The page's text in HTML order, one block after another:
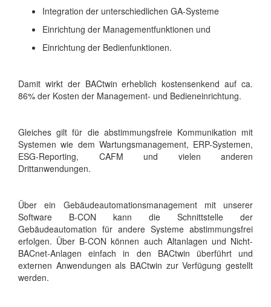
Integration der unterschiedlichen GA-Systeme
Einrichtung der Managementfunktionen und
Einrichtung der Bedienfunktionen.
Damit wirkt der BACtwin erheblich kostensenkend auf ca.
86% der Kosten der Management- und Bedieneinrichtung.
Gleiches gilt für die abstimmungsfreie Kommunikation mit
Systemen wie dem Wartungsmanagement, ERP-Systemen,
ESG-Reporting, CAFM und vielen anderen
Drittanwendungen.
Über ein Gebäudeautomationsmanagement mit unserer
Software B-CON kann die Schnittstelle der
Gebäudeautomation für andere Systeme abstimmungsfrei
erfolgen. Über B-CON können auch Altanlagen und Nicht-
BACnet-Anlagen einfach in den BACtwin überführt und
externen Anwendungen als BACtwin zur Verfügung gestellt
werden.